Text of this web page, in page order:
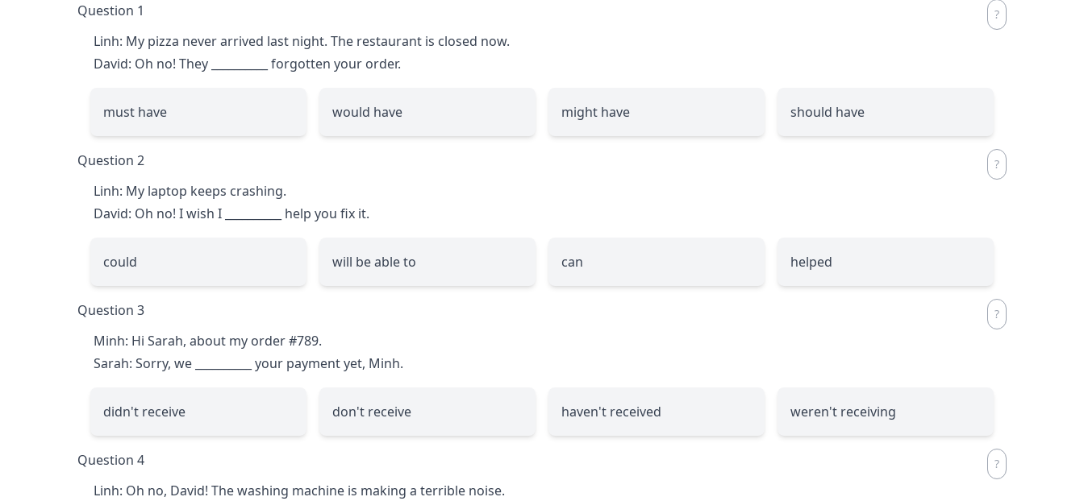
Question 1
Linh: My pizza never arrived last night. The restaurant is closed now.
David: Oh no! They
forgotten your order.
must have would have might have should have
Question 2
Linh: My laptop keeps crashing.
David: Oh no! I wish I
help you fix it.
could will be able to can helped
Question 3
Minh: Hi Sarah, about my order #789.
Sarah: Sorry, we
your payment yet, Minh.
didn't receive don't receive haven't received weren't receiving
Question 4
Linh: Oh no, David! The washing machine is making a terrible noise.